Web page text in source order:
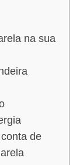
na sua
de